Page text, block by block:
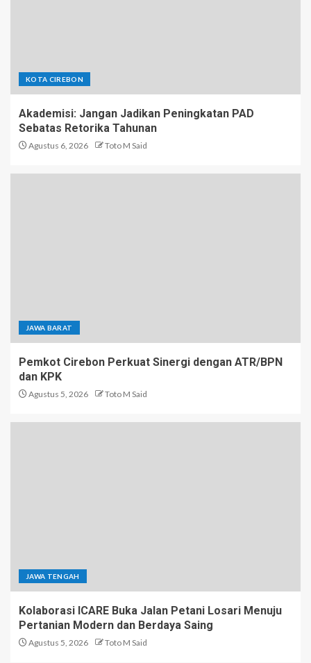
KOTA CIREBON
Akademisi: Jangan Jadikan Peningkatan PAD
Sebatas Retorika Tahunan
Agustus 6, 2026 Toto M Said
JAWA BARAT
Pemkot Cirebon Perkuat Sinergi dengan ATR/BPN
dan KPK
Agustus 5, 2026 Toto M Said
JAWA TENGAH
Kolaborasi ICARE Buka Jalan Petani Losari Menuju
Pertanian Modern dan Berdaya Saing
Agustus 5, 2026 Toto M Said